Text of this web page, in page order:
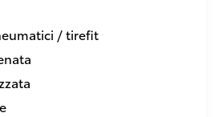
/ tirefit